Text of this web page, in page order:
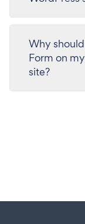
Why
Form on
site?